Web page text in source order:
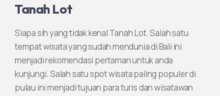
Tanah Lot
Siapa sih yang tidak kenal Tanah Lot. Salah satu
tempat wisata yang sudah mendunia di Bali ini
menjadi rekomendasi pertaman untuk anda
kunjungi. Salah satu spot wisata paling populer di
pulau ini menjadi tujuan para turis dan wisatawan